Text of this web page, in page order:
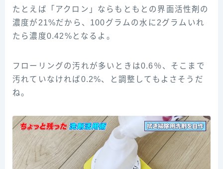
たとえば「アクロン」ならもともとの界面活性剤の
濃度が21%だから、100グラムの水に2グラムいれ
たら濃度0.42%となるよ。
フローリングの汚れが多いときは0.6％、そこまで
汚れていなければ0.2%、と調整してもよさそうだ
ね。